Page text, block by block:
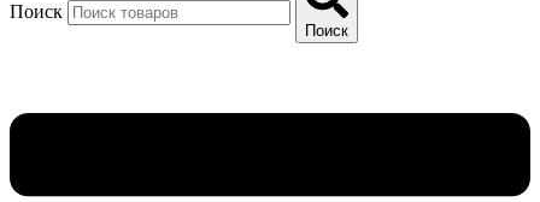
Поиск
Поиск